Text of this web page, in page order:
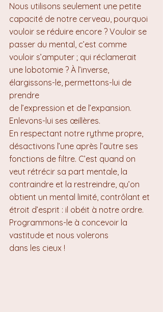
Nous utilisons seulement une petite
capacité de notre cerveau, pourquoi
vouloir se réduire encore ? Vouloir se
passer du mental, c’est comme
vouloir s’amputer ; qui réclamerait
une lobotomie ? À l’inverse,
élargissons-le, permettons-lui de
prendre
de l’expression et de l’expansion.
Enlevons-lui ses œillères.
En respectant notre rythme propre,
désactivons l’une après l’autre ses
fonctions de filtre. C’est quand on
veut rétrécir sa part mentale, la
contraindre et la restreindre, qu’on
obtient un mental limité, contrôlant et
étroit d’esprit : il obéit à notre ordre.
Programmons-le à concevoir la
vastitude et nous volerons
dans les cieux !